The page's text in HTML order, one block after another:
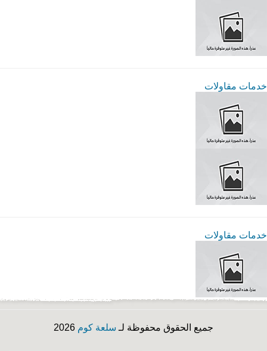
خدمات مقاولات
خدمات مقاولات
جميع الحقوق محفوظة لـ سلعة كوم